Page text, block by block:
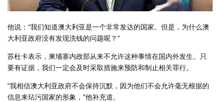
他说：“我们知道澳大利亚是一个非常发达的国家。但是，为什么澳
大利亚政府没有发现洗钱的问题呢？”
苏杜卡表示，柬埔寨内政部从来不允许这种事情在国内外发生。只
要有证据，我们一定会及时采取措施来预防和制止相关罪行。
“我相信澳大利亚政府不会保持沉默，因为他们不会允许毫无根据的
信息来玷污国家的形象，”他补充道。